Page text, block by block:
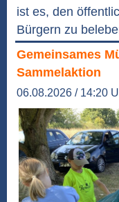
ist es, den
Bürgern zu
Gemeinsames
Sammelaktion
06.08.2026 / 14:20